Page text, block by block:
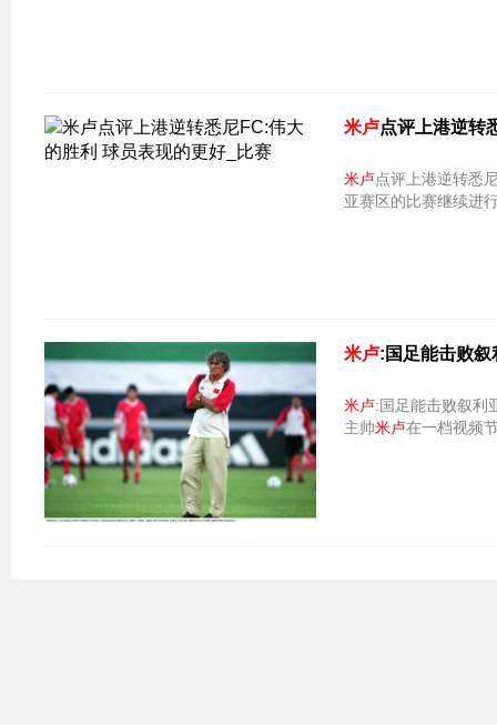
米卢点评上港逆转
米卢点评上港逆转悉
亚赛区的比赛继续进
米卢:国足能击败
米卢:国足能击败叙利亚队 但想冲
主帅米卢在一档视频